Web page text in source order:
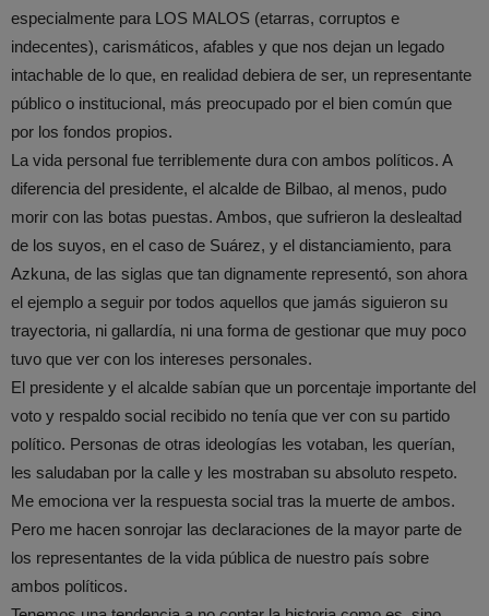
especialmente para LOS MALOS (etarras, corruptos e
indecentes), carismáticos, afables y que nos dejan un legado
intachable de lo que, en realidad debiera de ser, un representante
público o institucional, más preocupado por el bien común que
por los fondos propios.
La vida personal fue terriblemente dura con ambos políticos. A
diferencia del presidente, el alcalde de Bilbao, al menos, pudo
morir con las botas puestas. Ambos, que sufrieron la deslealtad
de los suyos, en el caso de Suárez, y el distanciamiento, para
Azkuna, de las siglas que tan dignamente representó, son ahora
el ejemplo a seguir por todos aquellos que jamás siguieron su
trayectoria, ni gallardía, ni una forma de gestionar que muy poco
tuvo que ver con los intereses personales.
El presidente y el alcalde sabían que un porcentaje importante del
voto y respaldo social recibido no tenía que ver con su partido
político. Personas de otras ideologías les votaban, les querían,
les saludaban por la calle y les mostraban su absoluto respeto.
Me emociona ver la respuesta social tras la muerte de ambos.
Pero me hacen sonrojar las declaraciones de la mayor parte de
los representantes de la vida pública de nuestro país sobre
ambos políticos.